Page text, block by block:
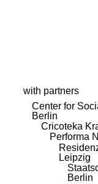
with partners
Center for
Berlin
Cricoteka
Performa
Leipzig
Berlin